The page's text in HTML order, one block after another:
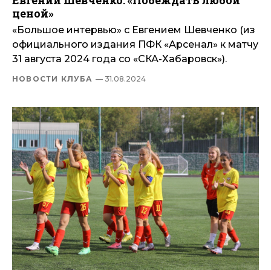
ценой»
«Большое интервью» с Евгением Шевченко (из
официального издания ПФК «Арсенал» к матчу
31 августа 2024 года со «СКА-Хабаровск»).
НОВОСТИ КЛУБА — 31.08.2024